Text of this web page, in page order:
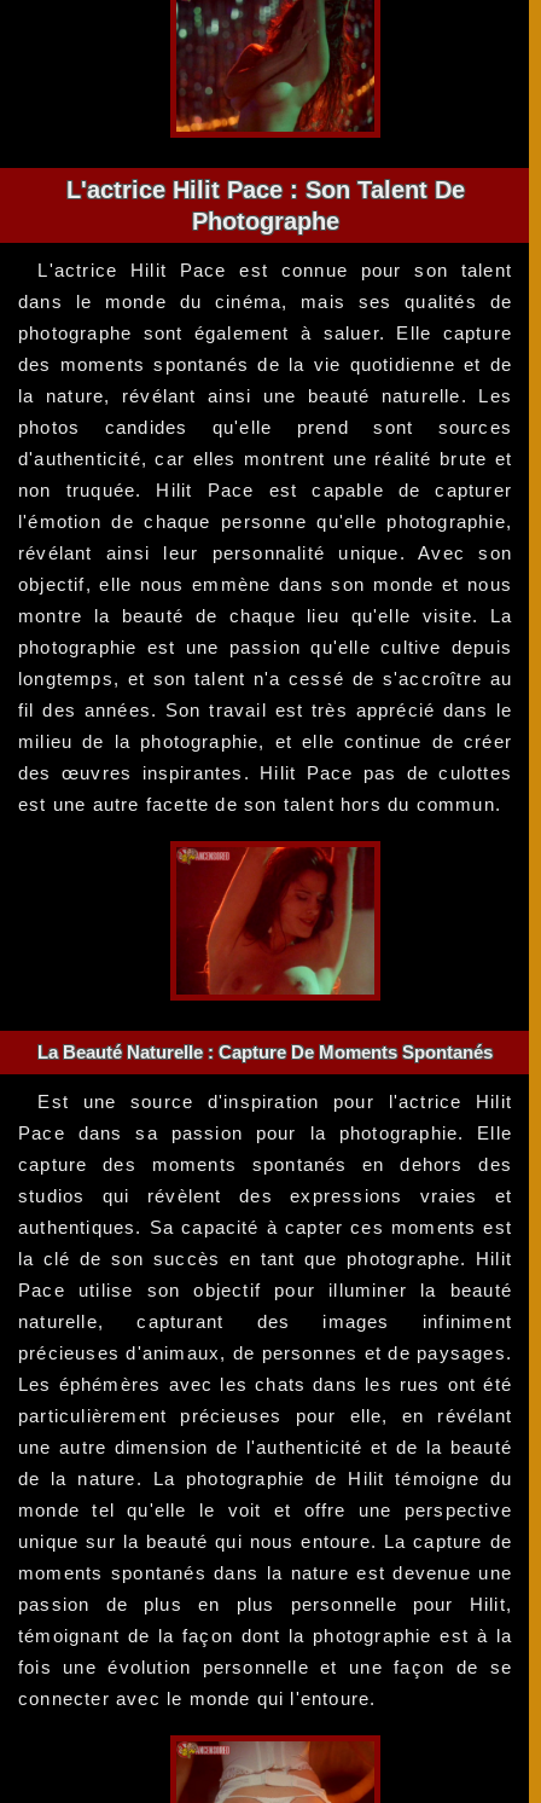
L'actrice Hilit Pace : Son Talent De
Photographe
L'actrice Hilit Pace est connue pour son talent
dans le monde du cinéma, mais ses qualités de
photographe sont également à saluer. Elle capture
des moments spontanés de la vie quotidienne et de
la nature, révélant ainsi une beauté naturelle. Les
photos candides qu'elle prend sont sources
d'authenticité, car elles montrent une réalité brute et
non truquée. Hilit Pace est capable de capturer
l'émotion de chaque personne qu'elle photographie,
révélant ainsi leur personnalité unique. Avec son
objectif, elle nous emmène dans son monde et nous
montre la beauté de chaque lieu qu'elle visite. La
photographie est une passion qu'elle cultive depuis
longtemps, et son talent n'a cessé de s'accroître au
fil des années. Son travail est très apprécié dans le
milieu de la photographie, et elle continue de créer
des œuvres inspirantes. Hilit Pace pas de culottes
est une autre facette de son talent hors du commun.
La Beauté Naturelle : Capture De Moments Spontanés
Est une source d'inspiration pour l'actrice Hilit
Pace dans sa passion pour la photographie. Elle
capture des moments spontanés en dehors des
studios qui révèlent des expressions vraies et
authentiques. Sa capacité à capter ces moments est
la clé de son succès en tant que photographe. Hilit
Pace utilise son objectif pour illuminer la beauté
naturelle, capturant des images infiniment
précieuses d'animaux, de personnes et de paysages.
Les éphémères avec les chats dans les rues ont été
particulièrement précieuses pour elle, en révélant
une autre dimension de l'authenticité et de la beauté
de la nature. La photographie de Hilit témoigne du
monde tel qu'elle le voit et offre une perspective
unique sur la beauté qui nous entoure. La capture de
moments spontanés dans la nature est devenue une
passion de plus en plus personnelle pour Hilit,
témoignant de la façon dont la photographie est à la
fois une évolution personnelle et une façon de se
connecter avec le monde qui l'entoure.